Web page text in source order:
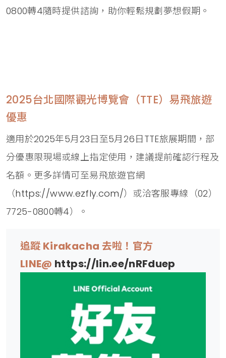
0800轉4隨時提供諮詢，助你輕鬆規劃夢想假期。
2025台北國際觀光博覽會（TTE）易飛旅遊
優惠
適用於2025年5月23日至5月26日TTE旅展期間，部
分優惠限現場或線上指定使用，建議提前確認行程及
名額。更多詳情可至易飛旅遊官網
（https://www.ezfly.com/）或洽客服專線（02）
7725-0800轉4）。
追蹤 Kirakacha 去啦！官方
LINE@ https://lin.ee/nRFduep